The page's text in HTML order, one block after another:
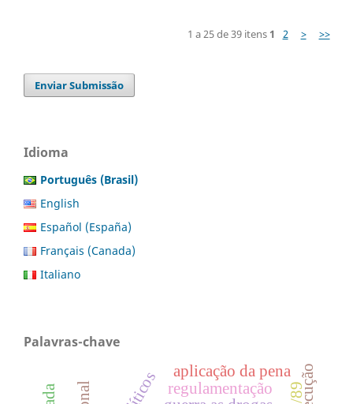
1 a 25 de 39 itens 1 2 > >>
Enviar Submissão
Idioma
Português (Brasil)
English
Español (España)
Français (Canada)
Italiano
Palavras-chave
regulamentação
aplicação da pena